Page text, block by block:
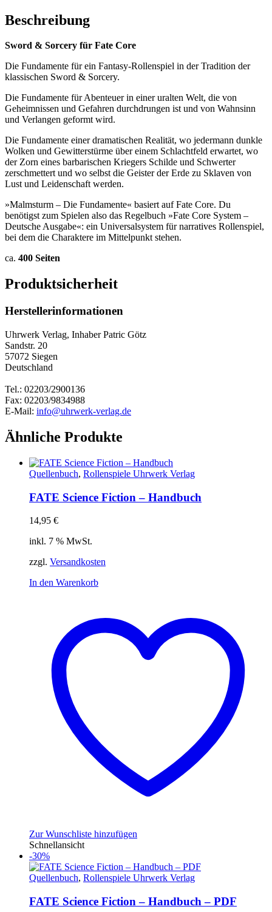
Beschreibung
Sword & Sorcery für Fate Core
Die Fundamente für ein Fantasy-Rollenspiel in der Tradition der
klassischen Sword & Sorcery.
Die Fundamente für Abenteuer in einer uralten Welt, die von
Geheimnissen und Gefahren durchdrungen ist und von Wahnsinn
und Verlangen geformt wird.
Die Fundamente einer dramatischen Realität, wo jedermann dunkle
Wolken und Gewitterstürme über einem Schlachtfeld erwartet, wo
der Zorn eines barbarischen Kriegers Schilde und Schwerter
zerschmettert und wo selbst die Geister der Erde zu Sklaven von
Lust und Leidenschaft werden.
»Malmsturm – Die Fundamente« basiert auf Fate Core. Du
benötigst zum Spielen also das Regelbuch »Fate Core System –
Deutsche Ausgabe«: ein Universalsystem für narratives Rollenspiel,
bei dem die Charaktere im Mittelpunkt stehen.
ca. 400 Seiten
Produktsicherheit
Herstellerinformationen
Uhrwerk Verlag, Inhaber Patric Götz
Sandstr. 20
57072 Siegen
Deutschland
Tel.: 02203/2900136
Fax: 02203/9834988
E-Mail: info@uhrwerk-verlag.de
Ähnliche Produkte
Quellenbuch, Rollenspiele Uhrwerk Verlag
FATE Science Fiction – Handbuch
14,95 €
inkl. 7 % MwSt.
zzgl. Versandkosten
In den Warenkorb
Zur Wunschliste hinzufügen
Schnellansicht
-30%
Quellenbuch, Rollenspiele Uhrwerk Verlag
FATE Science Fiction – Handbuch – PDF